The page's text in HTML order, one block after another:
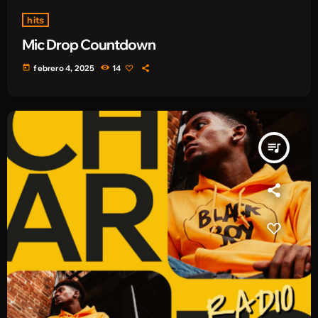
hits
Mic Drop Countdown
today febrero 4, 2025 14
queue_music